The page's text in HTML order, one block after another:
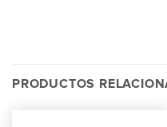
PRODUCTOS